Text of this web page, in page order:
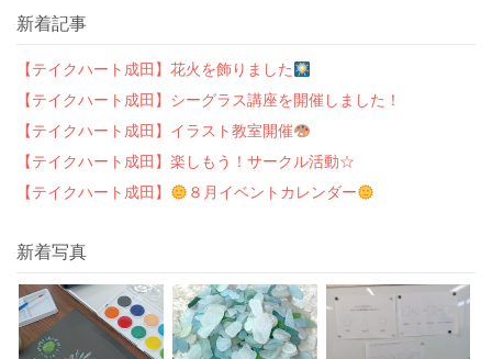
新着記事
【テイクハート成田】花火を飾りました
【テイクハート成田】シーグラス講座を開催しました！
【テイクハート成田】イラスト教室開催
【テイクハート成田】楽しもう！サークル活動☆
【テイクハート成田】
８月イベントカレンダー
新着写真